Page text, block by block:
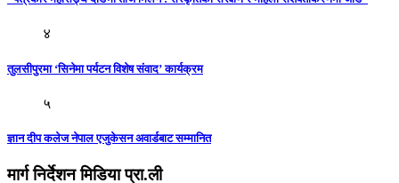
४
तुलसीपुरमा ‘सिनेमा पर्यटन विशेष संवाद’ कार्यक्रम
५
ज्ञान दीप कलेज नेपाल एजुकेसन अवार्डबाट सम्मानित
मार्ग निर्देशन मिडिया प्रा.ली